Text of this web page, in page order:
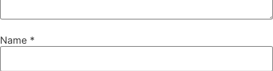
Name *